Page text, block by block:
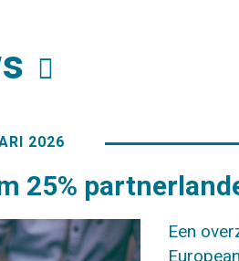
2026
25%
Een